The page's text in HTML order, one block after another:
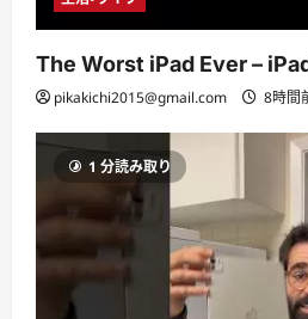
The Worst iPad Ever –
pikakichi2015@gmail.com 8時間
1 分読み取り